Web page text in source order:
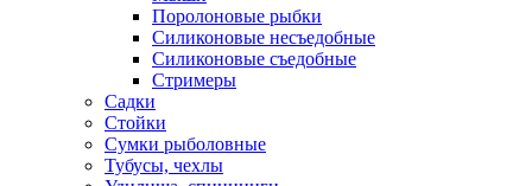
Поролоновые рыбки
Силиконовые несъедобные
Силиконовые съедобные
Стримеры
Садки
Стойки
Сумки рыболовные
Тубусы, чехлы